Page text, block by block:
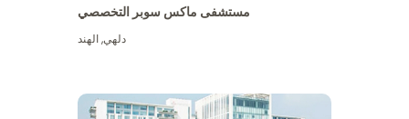
مستشفى ماكس سوبر التخصصي
دلهي,الهند